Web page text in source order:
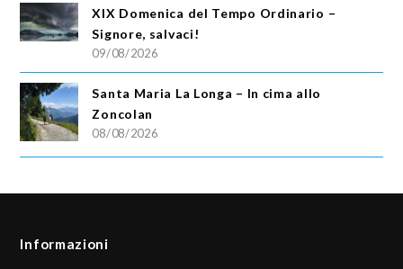
XIX Domenica del Tempo Ordinario –
Signore, salvaci!
09/08/2026
Santa Maria La Longa – In cima allo
Zoncolan
08/08/2026
Informazioni